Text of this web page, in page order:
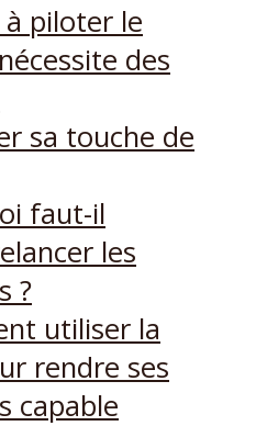
à piloter le
des
sa touche de
faut-il
les
?
utiliser la
rendre ses
capable